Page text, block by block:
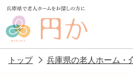
トップ 兵庫県の老人ホーム・